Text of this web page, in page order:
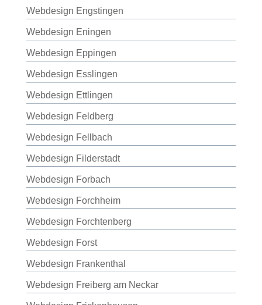
Webdesign Engstingen
Webdesign Eningen
Webdesign Eppingen
Webdesign Esslingen
Webdesign Ettlingen
Webdesign Feldberg
Webdesign Fellbach
Webdesign Filderstadt
Webdesign Forbach
Webdesign Forchheim
Webdesign Forchtenberg
Webdesign Forst
Webdesign Frankenthal
Webdesign Freiberg am Neckar